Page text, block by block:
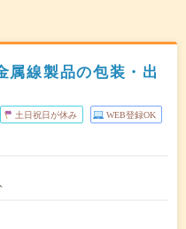
属線製品の包装・出
土日祝日が休み WEB登録OK